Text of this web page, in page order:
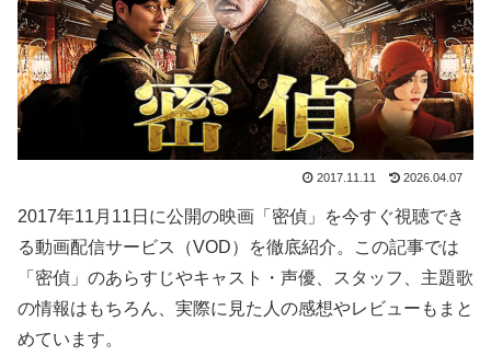
2017.11.11 2026.04.07
2017年11月11日に公開の映画「密偵」を今すぐ視聴でき
る動画配信サービス（VOD）を徹底紹介。この記事では
「密偵」のあらすじやキャスト・声優、スタッフ、主題歌
の情報はもちろん、実際に見た人の感想やレビューもまと
めています。